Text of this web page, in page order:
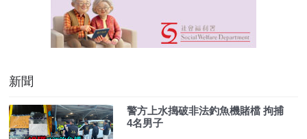
新聞
警方上水搗破非法釣魚機賭檔 拘捕
4名男子